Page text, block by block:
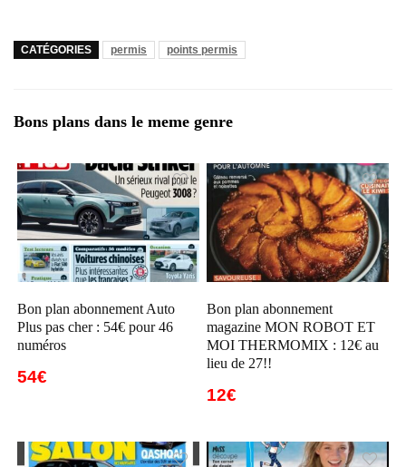
CATÉGORIES permis points permis
Bons plans dans le meme genre
Bon plan abonnement Auto
Plus pas cher : 54€ pour 46
numéros
54€
Bon plan abonnement
magazine MON ROBOT ET
MOI THERMOMIX : 12€ au
lieu de 27!!
12€